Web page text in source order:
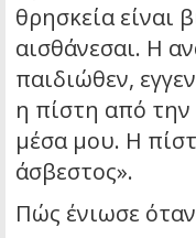
θρησκεία είναι
αισθάνεσαι. Η
παιδιώθεν,
η πίστη από την
μέσα μου. Η
άσβεστος».
Πώς ένιωσε